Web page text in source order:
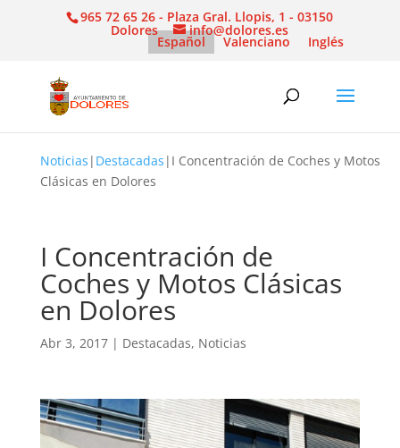
965 72 65 26 - Plaza Gral. Llopis, 1 - 03150
Dolores info@dolores.es
Español Valenciano Inglés
Noticias | Destacadas | I Concentración de Coches y Motos
Clásicas en Dolores
I Concentración de
Coches y Motos Clásicas
en Dolores
Abr 3, 2017| Destacadas, Noticias